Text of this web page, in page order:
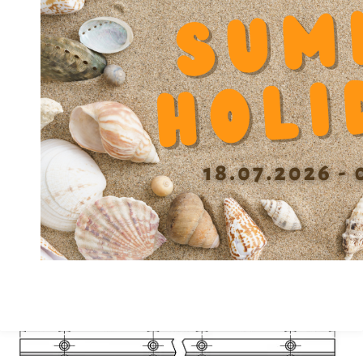
Durchmesser Schraubendurchführung
Blockbefestigung V
4.5
Durchmesser Schraubendurchführung
Blockbefestigung V1
4.3
Abstand Schraube Y
20
Höhe F
19.5
Höhe Zentrum X +/- 0.01
30
30
Material
GG
Präzisionsklasse
B
Tiefe Senkung W
6